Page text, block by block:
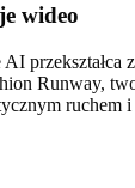
wideo
AI przekształca
Runway,
ruchem i